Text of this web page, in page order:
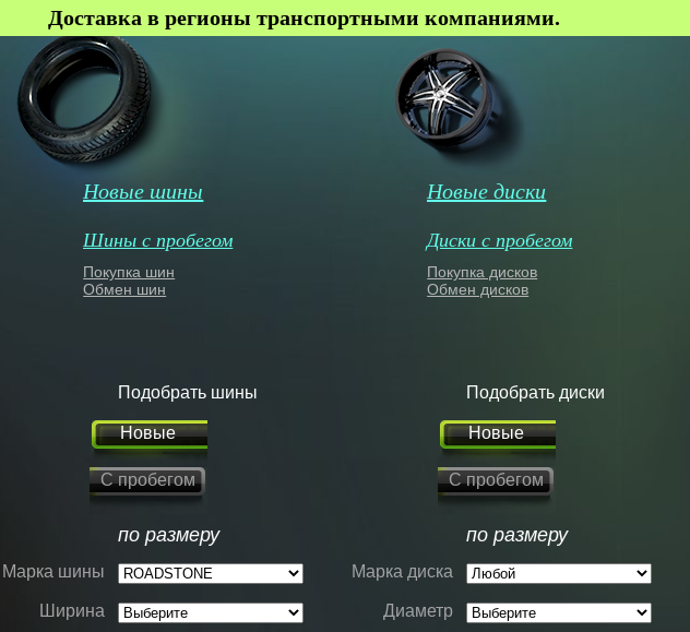
Доставка в регионы транспортными компаниями.
Новые шины
Шины с пробегом
Покупка шин
Обмен шин
Новые диски
Диски с пробегом
Покупка дисков
Обмен дисков
Подобрать шины
Новые
С пробегом
по размеру
Марка шины
Ширина
Подобрать диски
Новые
С пробегом
по размеру
Марка диска
Диаметр